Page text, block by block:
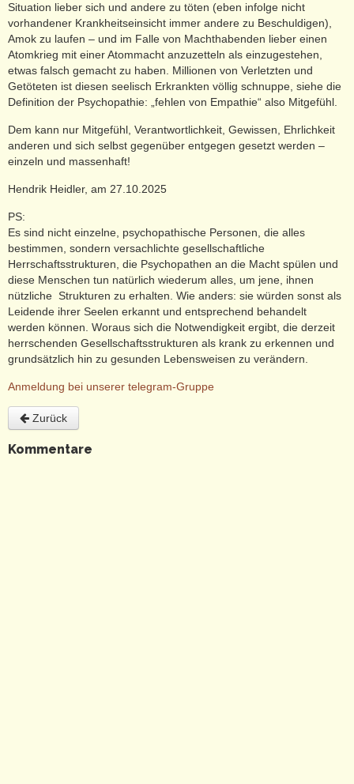
Situation lieber sich und andere zu töten (eben infolge nicht
vorhandener Krankheitseinsicht immer andere zu Beschuldigen),
Amok zu laufen – und im Falle von Machthabenden lieber einen
Atomkrieg mit einer Atommacht anzuzetteln als einzugestehen,
etwas falsch gemacht zu haben. Millionen von Verletzten und
Getöteten ist diesen seelisch Erkrankten völlig schnuppe, siehe die
Definition der Psychopathie: „fehlen von Empathie“ also Mitgefühl.
Dem kann nur Mitgefühl, Verantwortlichkeit, Gewissen, Ehrlichkeit
anderen und sich selbst gegenüber entgegen gesetzt werden –
einzeln und massenhaft!
Hendrik Heidler, am 27.10.2025
PS:
Es sind nicht einzelne, psychopathische Personen, die alles
bestimmen, sondern versachlichte gesellschaftliche
Herrschaftsstrukturen, die Psychopathen an die Macht spülen und
diese Menschen tun natürlich wiederum alles, um jene, ihnen
nützliche Strukturen zu erhalten. Wie anders: sie würden sonst als
Leidende ihrer Seelen erkannt und entsprechend behandelt
werden können. Woraus sich die Notwendigkeit ergibt, die derzeit
herrschenden Gesellschaftsstrukturen als krank zu erkennen und
grundsätzlich hin zu gesunden Lebensweisen zu verändern.
Anmeldung bei unserer telegram-Gruppe
Zurück
Kommentare